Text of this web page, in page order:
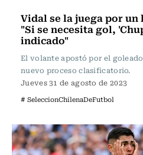
Vidal se la juega por
"Si se necesita gol,
indicado"
El volante apostó por el
nuevo proceso clasificatorio.
Jueves 31 de agosto de 2023
# SeleccionChilenaDeFutbol